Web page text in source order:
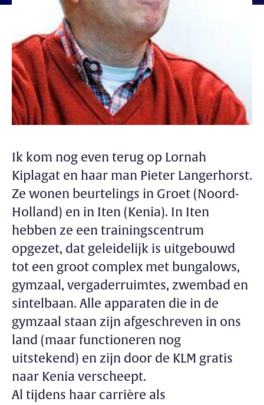
Ik kom nog even terug op Lornah
Kiplagat en haar man Pieter Langerhorst.
Ze wonen beurtelings in Groet (Noord-
Holland) en in Iten (Kenia). In Iten
hebben ze een trainingscentrum
opgezet, dat geleidelijk is uitgebouwd
tot een groot complex met bungalows,
gymzaal, vergaderruimtes, zwembad en
sintelbaan. Alle apparaten die in de
gymzaal staan zijn afgeschreven in ons
land (maar functioneren nog
uitstekend) en zijn door de KLM gratis
naar Kenia verscheept.
Al tijdens haar carrière als